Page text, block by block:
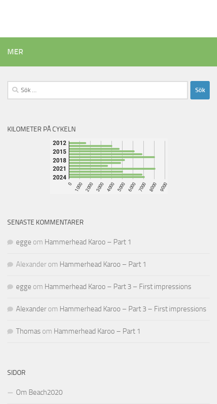
MER
Sök
efter:
KILOMETER PÅ CYKELN
SENASTE KOMMENTARER
egge om Hammerhead Karoo – Part 1
Alexander om Hammerhead Karoo – Part 1
egge om Hammerhead Karoo – Part 3 – First impressions
Alexander om Hammerhead Karoo – Part 3 – First impressions
Thomas om Hammerhead Karoo – Part 1
SIDOR
Om Beach2020